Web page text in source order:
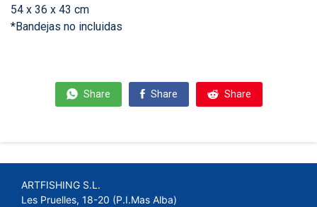
54 x 36 x 43 cm
*Bandejas no incluidas
Share Share Share
ARTFISHING S.L.
Les Pruelles, 18-20 (P.I.Mas Alba)